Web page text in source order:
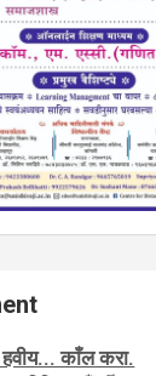
मराठी इंग्लीश
सर्व बँका,